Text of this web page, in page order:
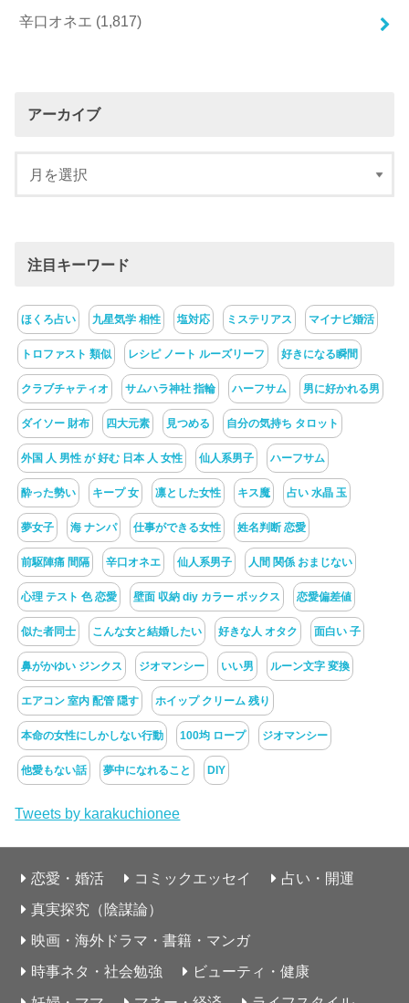
辛口オネエ (1,817)
アーカイブ
注目キーワード
ほくろ占い 九星気学 相性 塩対応 ミステリアス マイナビ婚活
トロファスト 類似 レシピ ノート ルーズリーフ 好きになる瞬間
クラブチャティオ サムハラ神社 指輪 ハーフサム 男に好かれる男
ダイソー 財布 四大元素 見つめる 自分の気持ち タロット
外国 人 男性 が 好む 日本 人 女性 仙人系男子 ハーフサム
酔った勢い キープ 女 凛とした女性 キス魔 占い 水晶 玉
夢女子 海 ナンパ 仕事ができる女性 姓名判断 恋愛
前駆陣痛 間隔 辛口オネエ 仙人系男子 人間 関係 おまじない
心理 テスト 色 恋愛 壁面 収納 diy カラー ボックス 恋愛偏差値
似た者同士 こんな女と結婚したい 好きな人 オタク 面白い 子
鼻がかゆい ジンクス ジオマンシー いい男 ルーン文字 変換
エアコン 室内 配管 隠す ホイップ クリーム 残り
本命の女性にしかしない行動 100均 ロープ ジオマンシー
他愛もない話 夢中になれること DIY
Tweets by karakuchionee
恋愛・婚活 コミックエッセイ
占い・開運
真実探究（陰謀論）
映画・海外ドラマ・書籍・マンガ
時事ネタ・社会勉強
ビューティ・健康